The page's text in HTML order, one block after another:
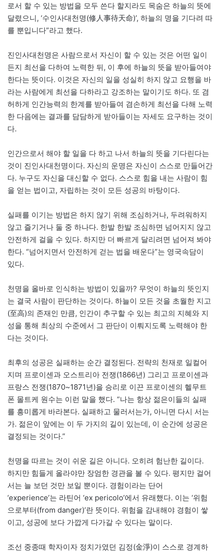
로서 할 수 있는 방법을 모두 쓴다 할지라도 목숨은 하늘의 뜻에
달렸으니, ‘수인사대천명(修人事待天命)’, 하늘의 명을 기다려 따
를 뿐입니다”라고 했다.
진인사대천명은 사람으로서 자신이 할 수 있는 것은 어떤 일이
든지 최선을 다하여 노력한 뒤, 이 후에 하늘의 뜻을 받아들여야
한다는 뜻이다. 이것은 자신의 일을 성실히 하지 않고 요행을 바
라는 사람에게 최선을 다하라고 강조하는 말이기도 하다. 또 겸
허하게 인간능력의 한계를 받아들여 겸손하게 최선을 다해 노력
한 다음에는 결과를 담담하게 받아들이는 자세도 요구하는 것이
다.
인간으로서 해야 할 일을 다 하고 나서 하늘의 뜻을 기다린다는
것이 진인사대천명이다. 자신의 운명은 자신이 스스로 만들어간
다. 누구도 자신을 대신할 수 없다. 스스로 힘을 내는 사람이 힘
을 얻는 법이고, 자립하는 것이 모든 성공의 바탕이다.
실패를 이기는 방법은 하지 않기 위해 조심하거나, 두려워하지
않고 즐기거나 둘 중 하나다. 한발 한발 조심하면 넘어지지 않고
안전하게 걸을 수 있다. 하지만 더 빠르게 달리려면 넘어져 봐야
한다. “넘어지면서 안전하게 걷는 법을 배운다”는 영국속담이
있다.
천명을 올바로 인식하는 방법이 있을까? 무엇이 하늘의 뜻인지
는 결국 사람이 판단하는 것이다. 하늘이 모든 것을 초월한 지고
(至高)의 존재인 만큼, 인간이 추구할 수 있는 최고의 지혜와 지
성을 통해 최상의 수준에서 그 판단이 이뤄지도록 노력해야 한
다는 것이다.
최후의 성공은 실패하는 순간 결정된다. 전략의 천재로 일컬어
지며 프로이센과 오스트리아 전쟁(1866년) 그리고 프로이센과
프랑스 전쟁(1870~1871년)을 승리로 이끈 프로이센의 헬무트
폰 몰트케 원수는 이런 말을 했다. “나는 항상 젊은이들의 실패
를 흥미롭게 바라본다. 실패하고 물러서는가, 아니면 다시 서는
가. 젊은이 앞에는 이 두 가지의 길이 있는데, 이 순간에 성공은
결정되는 것이다.”
천명을 따르는 것이 쉬운 길은 아니다. 오히려 험난한 길이다.
하지만 힘들게 올라야만 장엄한 경관을 볼 수 있다. 평지만 걸어
서는 늘 보던 것만 보일 뿐이다. 경험이라는 단어
‘experience’는 라틴어 ‘ex pericolo’에서 유래했다. 이는 ‘위험
으로부터(from danger)’란 뜻이다. 위험을 감내해야 경험이 쌓
이고, 성공에 보다 가깝게 다가갈 수 있다는 말이다.
조선 중종때 학자이자 정치가였던 김정(金淨)이 스스로 경계하